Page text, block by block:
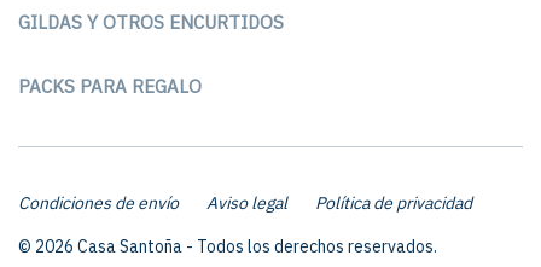
GILDAS Y OTROS ENCURTIDOS
PACKS PARA REGALO
© 2026 Casa Santoña - Todos los derechos reservados.
Condiciones de envío Aviso legal Política de privacidad